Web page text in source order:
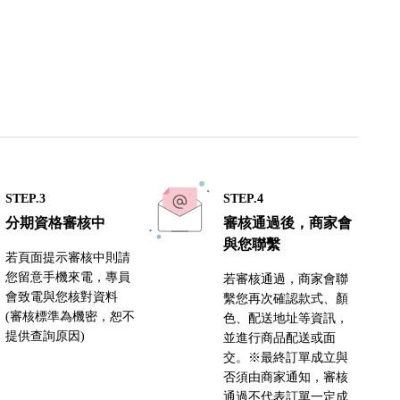
STEP.3
分期資格審核中
若頁面提示審核中則請
您留意手機來電，專員
會致電與您核對資料
(審核標準為機密，恕不
提供查詢原因)
STEP.4
審核通過後，商家會
與您聯繫
若審核通過，商家會聯
繫您再次確認款式、顏
色、配送地址等資訊，
並進行商品配送或面
交。※最終訂單成立與
否須由商家通知，審核
通過不代表訂單一定成